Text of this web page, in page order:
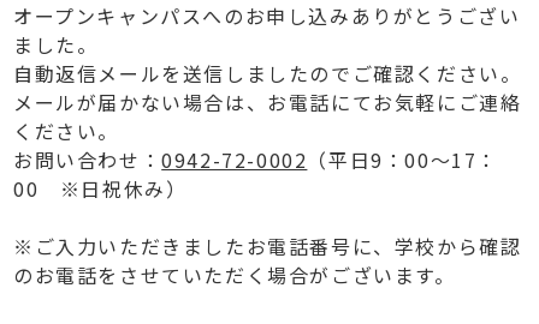
オープンキャンパスへのお申し込みありがとうござい
ました。
自動返信メールを送信しましたのでご確認ください。
メールが届かない場合は、お電話にてお気軽にご連絡
ください。
お問い合わせ：0942-72-0002 （平日9：00～17：
00 ※日祝休み）
※ご入力いただきましたお電話番号に、学校から確認
のお電話をさせていただく場合がございます。